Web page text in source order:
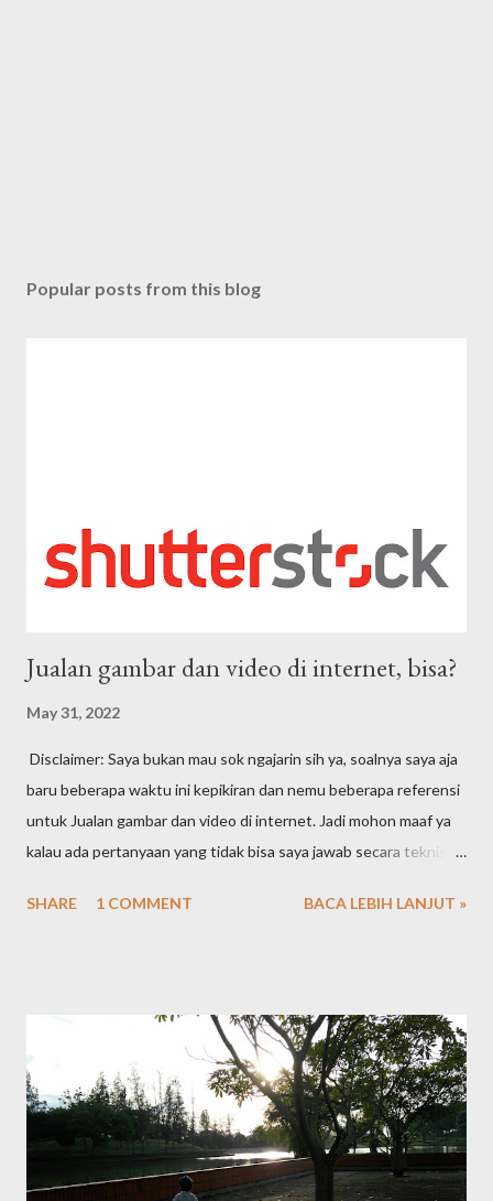
Popular posts from this blog
Jualan gambar dan video di internet, bisa?
May 31, 2022
Disclaimer: Saya bukan mau sok ngajarin sih ya, soalnya saya aja
baru beberapa waktu ini kepikiran dan nemu beberapa referensi
untuk Jualan gambar dan video di internet. Jadi mohon maaf ya
kalau ada pertanyaan yang tidak bisa saya jawab secara teknis
ternyata memori di handphone itu kok cepat banget habisnya.
nya yang full. Alhasil mulailah ngorek-ngorek file lama yang mana
tau bisa dibuang untuk menghemat space harddisk. Diliatin satu
per satu gambar sama video lama, pengen dihapus sayang tapi
kalau ga dihapus jadi sampah. Nah dari sinilah mulai kepikiran
kenapa ga di-upload aja ke internet, ke cloud gitu, biar nantinya
bisa dibuka kapan aja dan dimana saja. Pertanyaan selanjutnya
SHARE 1 COMMENT BACA LEBIH LANJUT »